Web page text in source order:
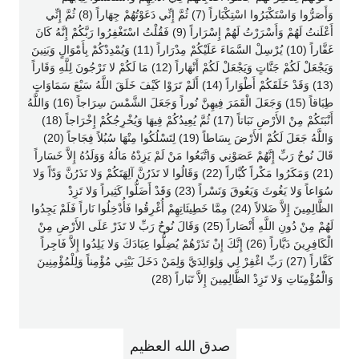
وَأَصَرُّوا وَاسْتَكْبَرُوا اسْتِكْبَاراً (7) ثُمَّ إِنِّي دَعَوْتُهُمْ جِهَاراً (8) ثُمَّ إِنِّي
أَعْلَنتُ لَهُمْ وَأَسْرَرْتُ لَهُمْ إِسْرَاراً (9) فَقُلْتُ اسْتَغْفِرُوا رَبَّكُمْ إِنَّهُ كَانَ
غَفَّاراً (10) يُرْسِلْ السَّمَاءَ عَلَيْكُمْ مِدْرَاراً (11) وَيُمْدِدْكُمْ بِأَمْوَالٍ وَبَنِينَ
وَيَجْعَلْ لَكُمْ جَنَّاتٍ وَيَجْعَلْ لَكُمْ أَنْهَاراً (12) مَا لَكُمْ لا تَرْجُونَ لِلَّهِ وَقَاراً
(13) وَقَدْ خَلَقَكُمْ أَطْوَاراً (14) أَلَمْ تَرَوْا كَيْفَ خَلَقَ اللَّهُ سَبْعَ سَمَاوَاتٍ
طِبَاقاً (15) وَجَعَلَ الْقَمَرَ فِيهِنَّ نُوراً وَجَعَلَ الشَّمْسَ سِرَاجاً (16) وَاللَّهُ
أَنْبَتَكُمْ مِنْ الأَرْضِ نَبَاتاً (17) ثُمَّ يُعِيدُكُمْ فِيهَا وَيُخْرِجُكُمْ إِخْرَاجاً (18)
وَاللَّهُ جَعَلَ لَكُمْ الأَرْضَ بِسَاطاً (19) لِتَسْلُكُوا مِنْهَا سُبُلاً فِجَاجاً (20)
قَالَ نُوحٌ رَبِّ إِنَّهُمْ عَصَوْنِي وَاتَّبَعُوا مَنْ لَمْ يَزِدْهُ مَالُهُ وَوَلَدُهُ إِلاَّ خَسَاراً
(21) وَمَكَرُوا مَكْراً كُبَّاراً (22) وَقَالُوا لا تَذَرُنَّ آلِهَتَكُمْ وَلا تَذَرُنَّ وَدّاً وَلا
سُوَاعاً وَلا يَغُوثَ وَيَعُوقَ وَنَسْراً (23) وَقَدْ أَضَلُّوا كَثِيراً وَلا تَزِدْ
الظَّالِمِينَ إِلاَّ ضَلالاً (24) مِمَّا خَطِيئَاتِهِمْ أُغْرِقُوا فَأُدْخِلُوا نَاراً فَلَمْ يَجِدُوا
لَهُمْ مِنْ دُونِ اللَّهِ أَنْصَاراً (25) وَقَالَ نُوحٌ رَبِّ لا تَذَرْ عَلَى الأَرْضِ مِنْ
الْكَافِرِينَ دَيَّاراً (26) إِنَّكَ إِنْ تَذَرْهُمْ يُضِلُّوا عِبَادَكَ وَلا يَلِدُوا إِلاَّ فَاجِراً
كَفَّاراً (27) رَبِّ اغْفِرْ لِي وَلِوَالِدَيَّ وَلِمَنْ دَخَلَ بَيْتِي مُؤْمِناً وَلِلْمُؤْمِنِينَ
وَالْمُؤْمِنَاتِ وَلا تَزِدْ الظَّالِمِينَ إِلاَّ تَبَاراً (28)
صدق الله العظيم